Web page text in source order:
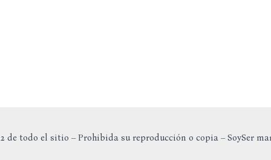
de todo el sitio – Prohibida su reproducción o copia – SoySer